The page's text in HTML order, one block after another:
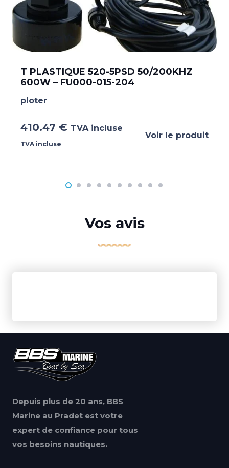
T PLASTIQUE 520-5PSD 50/200KHZ
600W – FU000-015-204
ploter
410.47 € TVA incluse
TVA incluse
Voir le produit
Vos avis
Depuis plus de 20 ans, BBS
Marine au Pradet est votre
expert de confiance pour tous
vos besoins nautiques.